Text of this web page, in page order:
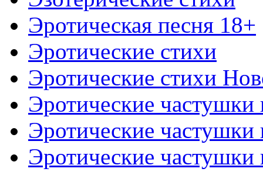
Эротическая песня 18+
Эротические стихи
Эротические стихи
Эротические
Эротические
Эротические